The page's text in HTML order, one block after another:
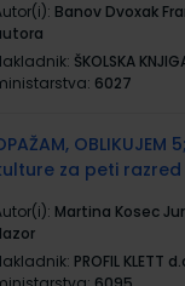
Banov Dvoxak
ŠKOLSKA
6027
za peti
Martina Kosec
PROFIL KLETT